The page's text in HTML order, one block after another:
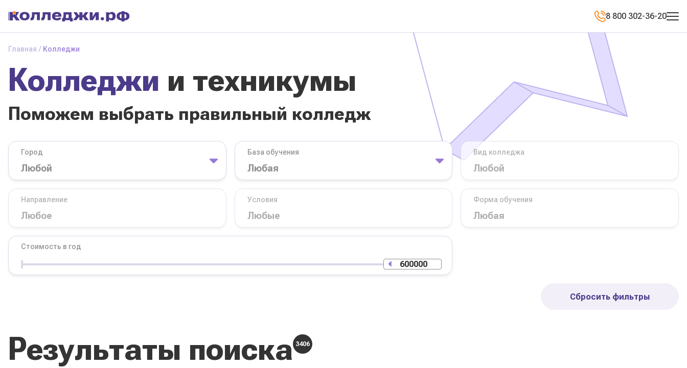
8 800 302-36-20
Главная Колледжи
Колледжи и техникумы
Поможем выбрать правильный колледж
Город База обучения Вид колледжа
Направление Условия Форма обучения
Стоимость в год
Сбросить фильтры
Результаты поиска 3406
Колледжии
техникумы
Поможем выбрать
правильный
колледж
Город
колледжа
Условия Форма обучения